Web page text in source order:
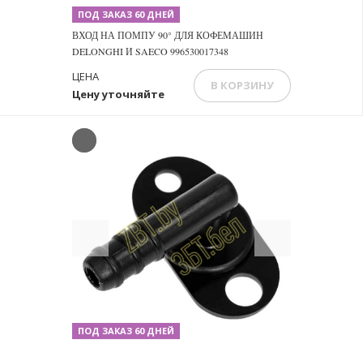
ПОД ЗАКАЗ 60 ДНЕЙ
ВХОД НА ПОМПУ 90° ДЛЯ КОФЕМАШИН
DELONGHI И SAECO 996530017348
Цену уточняйте
ЦЕНА
В КОРЗИНУ
Previous
ПОД ЗАКАЗ 60 ДНЕЙ